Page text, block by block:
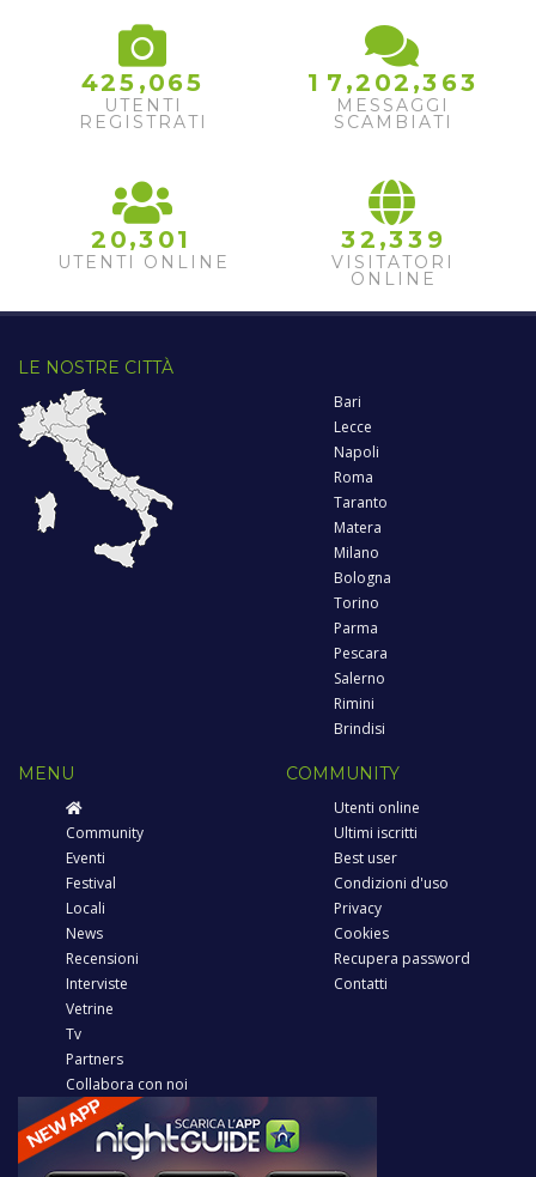
425 ,065
UTENTI
REGISTRATI
1 7 ,2 02 ,3 63
MESSAGGI
SCAMBIATI
2 0,3 01
UTENTI ONLINE
32 ,33 9
VISITATORI
ONLINE
LE NOSTRE CITTÀ
Bari
Lecce
Napoli
Roma
Taranto
Matera
Milano
Bologna
Torino
Parma
Pescara
Salerno
Rimini
Brindisi
MENU
Community
Eventi
Festival
Locali
News
Recensioni
Interviste
Vetrine
Tv
Partners
Collabora con noi
COMMUNITY
Utenti online
Ultimi iscritti
Best user
Condizioni d'uso
Privacy
Cookies
Recupera password
Contatti